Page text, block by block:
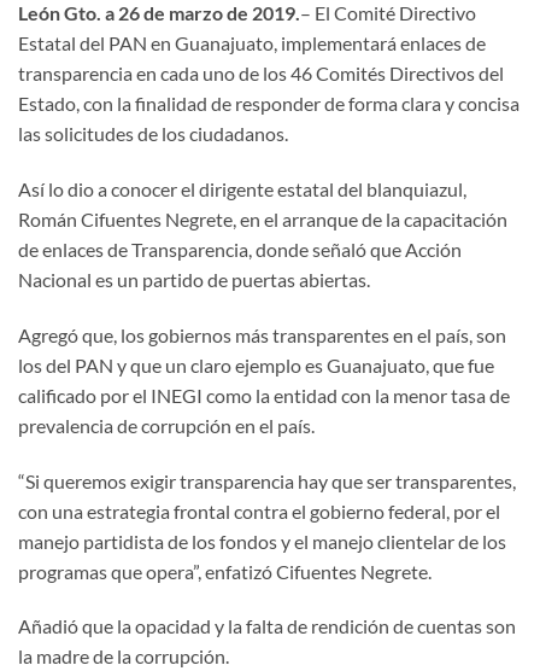
León Gto. a 26 de marzo de 2019.– El Comité Directivo
Estatal del PAN en Guanajuato, implementará enlaces de
transparencia en cada uno de los 46 Comités Directivos del
Estado, con la finalidad de responder de forma clara y concisa
las solicitudes de los ciudadanos.
Así lo dio a conocer el dirigente estatal del blanquiazul,
Román Cifuentes Negrete, en el arranque de la capacitación
de enlaces de Transparencia, donde señaló que Acción
Nacional es un partido de puertas abiertas.
Agregó que, los gobiernos más transparentes en el país, son
los del PAN y que un claro ejemplo es Guanajuato, que fue
calificado por el INEGI como la entidad con la menor tasa de
prevalencia de corrupción en el país.
“Si queremos exigir transparencia hay que ser transparentes,
con una estrategia frontal contra el gobierno federal, por el
manejo partidista de los fondos y el manejo clientelar de los
programas que opera”, enfatizó Cifuentes Negrete.
Añadió que la opacidad y la falta de rendición de cuentas son
la madre de la corrupción.